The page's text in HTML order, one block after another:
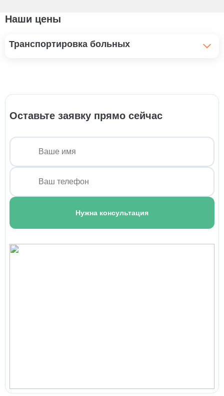
Наши цены
Транспортировка больных
от 6 000 ₽
от 2 800 ₽
Перевозка инвалидов
от 2 500 ₽
Подъем больных на этаж
Бесплатно
Оставьте заявку прямо сейчас
Нужна консультация